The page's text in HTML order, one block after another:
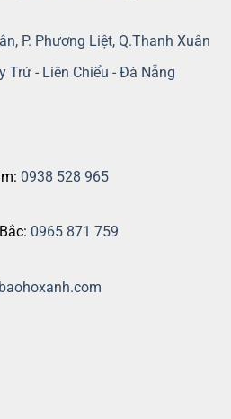
P. Phương Liệt, Q.Thanh Xuân
Trứ - Liên Chiểu - Đà Nẵng
0938 528 965
0965 871 759